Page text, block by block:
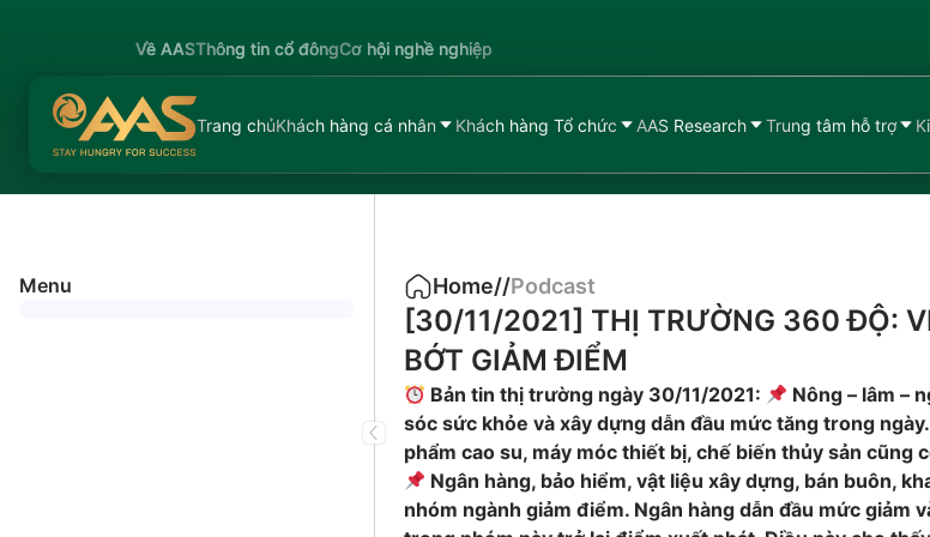
Về AASThông tin cổ đôngCơ hội nghề nghiệp
Trang chủKhách hàng cá nhân Khách hàng Tổ chức AAS Research Trung tâm hỗ trợ
Menu Home//Podcast
[30/11/2021] THỊ TRƯỜNG 360 ĐỘ:
BỚT GIẢM ĐIỂM
Bản tin thị trường ngày 30/11/2021:
Nông – lâm –
sóc sức khỏe và xây dựng dẫn đầu mức tăng trong ngày.
phẩm cao su, máy móc thiết bị, chế biến thủy sản cũng
Ngân hàng, bảo hiểm, vật liệu xây dựng, bán buôn,
nhóm ngành giảm điểm. Ngân hàng dẫn đầu mức giảm